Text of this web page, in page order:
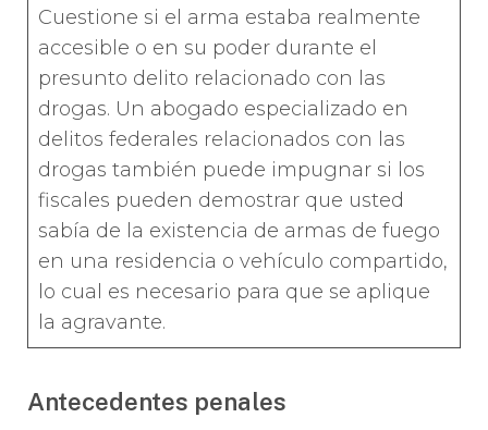
Cuestione si el arma estaba realmente
accesible o en su poder durante el
presunto delito relacionado con las
drogas. Un abogado especializado en
delitos federales relacionados con las
drogas también puede impugnar si los
fiscales pueden demostrar que usted
sabía de la existencia de armas de fuego
en una residencia o vehículo compartido,
lo cual es necesario para que se aplique
la agravante.
Antecedentes penales